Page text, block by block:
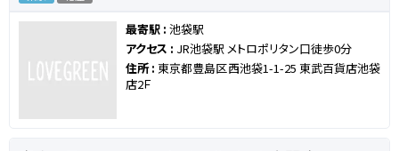
最寄駅 : 池袋駅
アクセス : JR池袋駅 メトロポリタン口徒歩0分
住所 : 東京都豊島区西池袋1-1-25 東武百貨店池袋
店2Ｆ